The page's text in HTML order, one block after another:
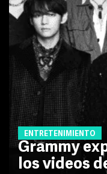
ENTRETENIMIENTO
Grammy
los videos